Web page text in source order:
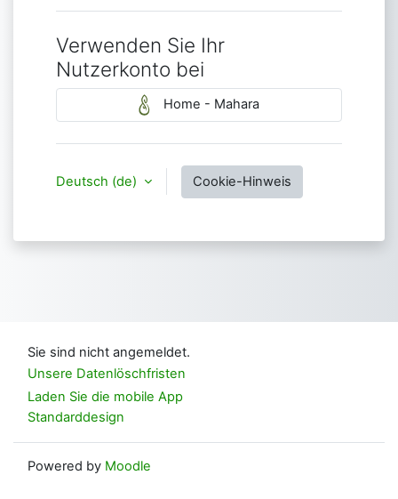
Verwenden Sie Ihr
Nutzerkonto bei
Home - Mahara
Deutsch ‎(de)‎ Cookie-Hinweis
Sie sind nicht angemeldet.
Unsere Datenlöschfristen
Laden Sie die mobile App
Standarddesign
Powered by Moodle